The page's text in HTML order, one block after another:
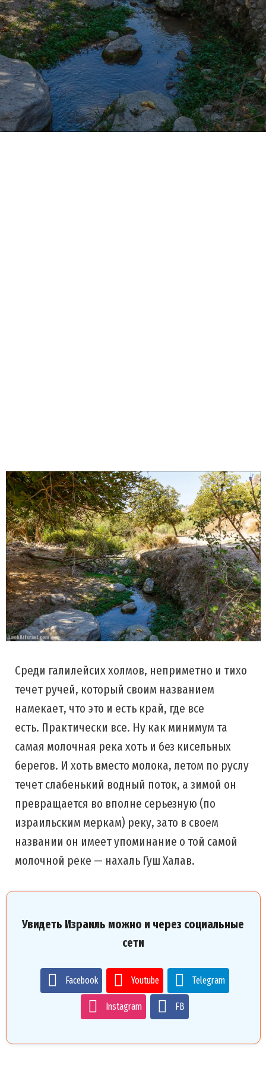
Среди галилейсих холмов, неприметно и тихо
течет ручей, который своим названием
намекает, что это и есть край, где все
есть. Практически все. Ну как минимум та
самая молочная река хоть и без кисельных
берегов. И хоть вместо молока, летом по руслу
течет слабенький водный поток, а зимой он
превращается во вполне серьезную (по
израильским меркам) реку, зато в своем
названии он имеет упоминание о той самой
молочной реке — нахаль Гуш Халав.
Увидеть Израиль можно и через социальные
сети
Facebook Youtube Telegram
Instagram FB